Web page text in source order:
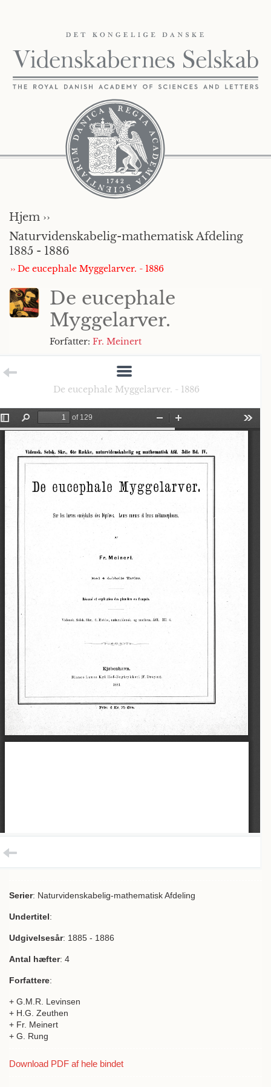
Hjem ››
Naturvidenskabelig-mathematisk Afdeling
1885 - 1886
›› De eucephale Myggelarver. - 1886
De eucephale
Myggelarver.
Forfatter: Fr. Meinert
De eucephale Myggelarver. - 1886
Serier: Naturvidenskabelig-mathematisk Afdeling
Undertitel:
Udgivelsesår: 1885 - 1886
Antal hæfter: 4
Forfattere:
+ G.M.R. Levinsen
+ H.G. Zeuthen
+ Fr. Meinert
+ G. Rung
Download PDF af hele bindet